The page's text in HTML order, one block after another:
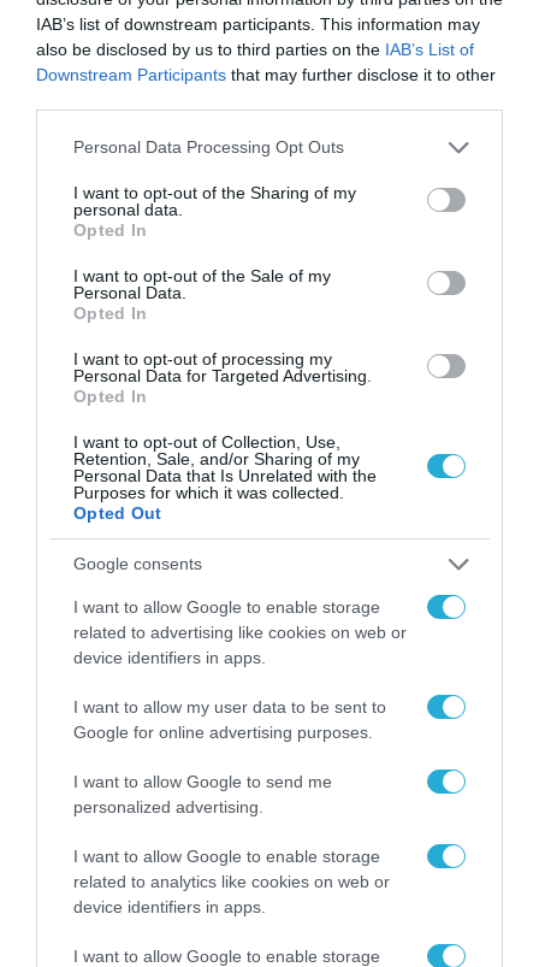
IAB’s list of downstream participants. This information may
also be disclosed by us to third parties on the IAB’s List of
Downstream Participants that may further disclose it to other
Please note that this website/app uses one or more Google
not limited to your visit or usage behaviour. You may click to
grant or deny consent to Google and its third-party tags to
use your data for below specified purposes in below Google
consent section.
Personal Data Processing Opt Outs
I want to opt-out of the Sharing of my
personal data.
Opted In
I want to opt-out of the Sale of my
Personal Data.
Opted In
I want to opt-out of processing my
Personal Data for Targeted Advertising.
Opted In
I want to opt-out of Collection, Use,
Retention, Sale, and/or Sharing of my
Personal Data that Is Unrelated with the
Purposes for which it was collected.
Opted Out
Google consents
I want to allow Google to enable storage
related to advertising like cookies on web or
device identifiers in apps.
I want to allow my user data to be sent to
Google for online advertising purposes.
I want to allow Google to send me
personalized advertising.
I want to allow Google to enable storage
related to analytics like cookies on web or
device identifiers in apps.
I want to allow Google to enable storage
Στο 10,8% η ανεργία το γ’ τρίμηνο
φέτος
14.12.2023
ΓΕΝΙΚΕΣ ΕΙΔΗΣΕΙΣ
ΕΛΣΤΑΤ: Στο 10% υποχώρησε η
ανεργία τον Σεπτέμβριο, από
12,1% το 2022
03.11.2023